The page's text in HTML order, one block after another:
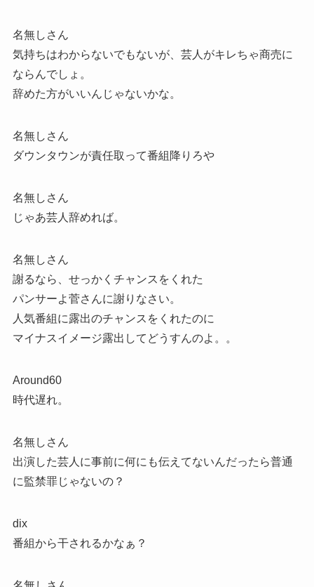
名無しさん
気持ちはわからないでもないが、芸人がキレちゃ商売に
ならんでしょ。
辞めた方がいいんじゃないかな。
名無しさん
ダウンタウンが責任取って番組降りろや
名無しさん
じゃあ芸人辞めれば。
名無しさん
謝るなら、せっかくチャンスをくれた
パンサーよ菅さんに謝りなさい。
人気番組に露出のチャンスをくれたのに
マイナスイメージ露出してどうすんのよ。。
Around60
時代遅れ。
名無しさん
出演した芸人に事前に何にも伝えてないんだったら普通
に監禁罪じゃないの？
dix
番組から干されるかなぁ？